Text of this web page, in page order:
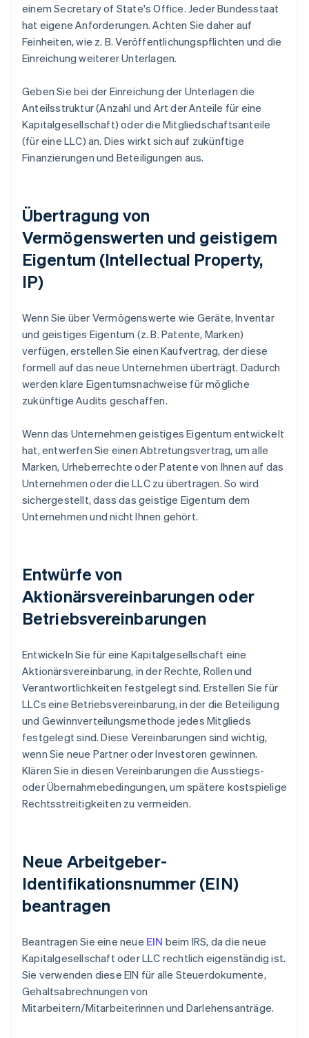
einem Secretary of State's Office. Jeder Bundesstaat
hat eigene Anforderungen. Achten Sie daher auf
Feinheiten, wie z. B. Veröffentlichungspflichten und die
Einreichung weiterer Unterlagen.
Geben Sie bei der Einreichung der Unterlagen die
Anteilsstruktur (Anzahl und Art der Anteile für eine
Kapitalgesellschaft) oder die Mitgliedschaftsanteile
(für eine LLC) an. Dies wirkt sich auf zukünftige
Finanzierungen und Beteiligungen aus.
Übertragung von
Vermögenswerten und geistigem
Eigentum (Intellectual Property,
IP)
Wenn Sie über Vermögenswerte wie Geräte, Inventar
und geistiges Eigentum (z. B. Patente, Marken)
verfügen, erstellen Sie einen Kaufvertrag, der diese
formell auf das neue Unternehmen überträgt. Dadurch
werden klare Eigentumsnachweise für mögliche
zukünftige Audits geschaffen.
Wenn das Unternehmen geistiges Eigentum entwickelt
hat, entwerfen Sie einen Abtretungsvertrag, um alle
Marken, Urheberrechte oder Patente von Ihnen auf das
Unternehmen oder die LLC zu übertragen. So wird
sichergestellt, dass das geistige Eigentum dem
Unternehmen und nicht Ihnen gehört.
Entwürfe von
Aktionärsvereinbarungen oder
Betriebsvereinbarungen
Entwickeln Sie für eine Kapitalgesellschaft eine
Aktionärsvereinbarung, in der Rechte, Rollen und
Verantwortlichkeiten festgelegt sind. Erstellen Sie für
LLCs eine Betriebsvereinbarung, in der die Beteiligung
und Gewinnverteilungsmethode jedes Mitglieds
festgelegt sind. Diese Vereinbarungen sind wichtig,
wenn Sie neue Partner oder Investoren gewinnen.
Klären Sie in diesen Vereinbarungen die Ausstiegs-
oder Übernahmebedingungen, um spätere kostspielige
Rechtsstreitigkeiten zu vermeiden.
Neue Arbeitgeber-
Identifikationsnummer (EIN)
beantragen
Beantragen Sie eine neue EIN beim IRS, da die neue
Kapitalgesellschaft oder LLC rechtlich eigenständig ist.
Sie verwenden diese EIN für alle Steuerdokumente,
Gehaltsabrechnungen von
Mitarbeitern/Mitarbeiterinnen und Darlehensanträge.